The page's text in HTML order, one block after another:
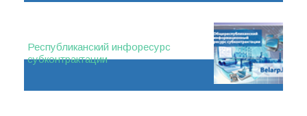
Республиканский инфоресурс
субконтрактации